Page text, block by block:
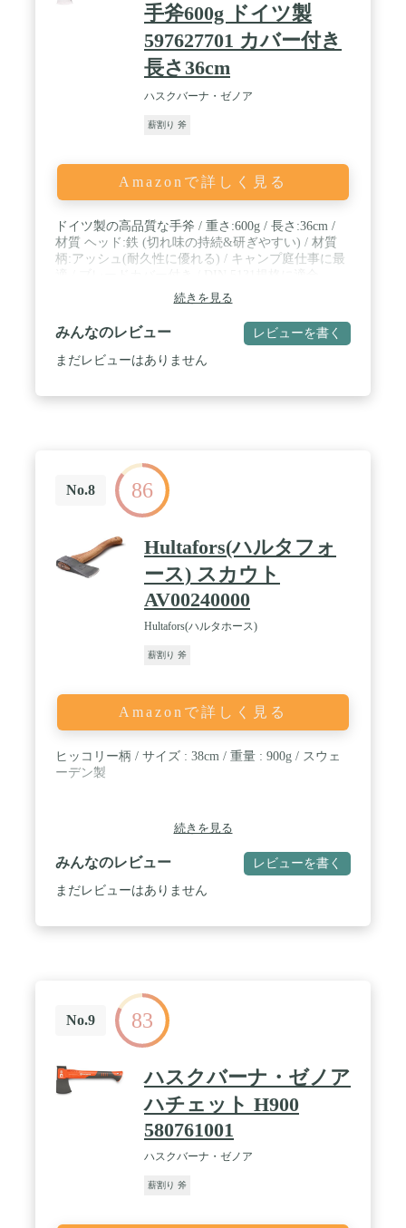
手斧600g ドイツ製
597627701 カバー付き
長さ36cm
ハスクバーナ・ゼノア
薪割り 斧
Amazonで詳しく見る
ドイツ製の高品質な手斧 / 重さ:600g / 長さ:36cm /
材質 ヘッド:鉄 (切れ味の持続&研ぎやすい) / 材質
柄:アッシュ(耐久性に優れる) / キャンプ庭仕事に最
続きを見る
みんなのレビュー レビューを書く
まだレビューはありません
No.8 86
Hultafors(ハルタフォ
ース) スカウト
AV00240000
Hultafors(ハルタホース)
薪割り 斧
Amazonで詳しく見る
ヒッコリー柄 / サイズ : 38cm / 重量 : 900g / スウェ
ーデン製
続きを見る
みんなのレビュー レビューを書く
まだレビューはありません
No.9 83
ハスクバーナ・ゼノア
ハチェット H900
580761001
ハスクバーナ・ゼノア
薪割り 斧